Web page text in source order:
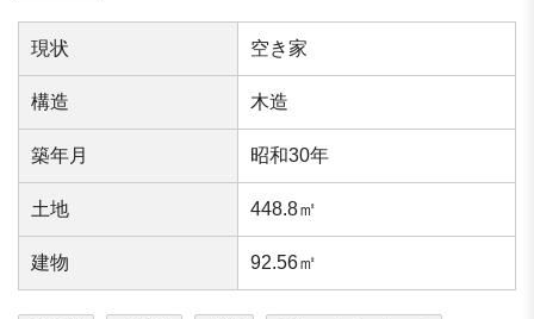
現状 空き家
構造 木造
築年⽉ 昭和30年
⼟地 448.8㎡
建物 92.56㎡